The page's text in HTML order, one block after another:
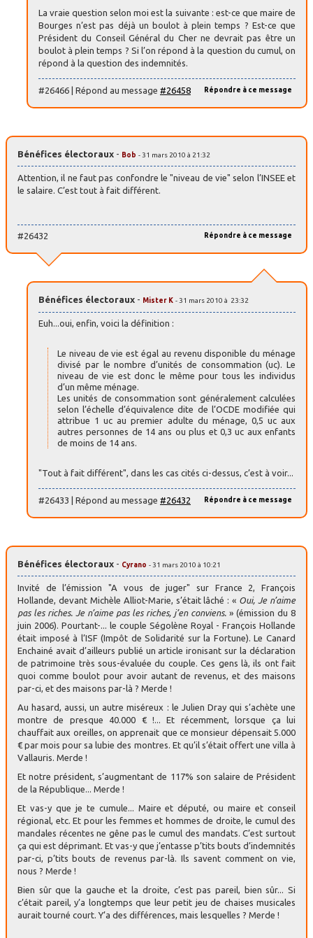
La vraie question selon moi est la suivante : est-ce que maire de
Bourges n’est pas déjà un boulot à plein temps ? Est-ce que
Président du Conseil Général du Cher ne devrait pas être un
boulot à plein temps ? Si l’on répond à la question du cumul, on
répond à la question des indemnités.
Répondre à ce message
#26466 | Répond au message #26458
Bénéfices électoraux - Bob - 31 mars 2010 à 21:32
Attention, il ne faut pas confondre le "niveau de vie" selon l’INSEE et
le salaire. C’est tout à fait différent.
Répondre à ce message
#26432
Bénéfices électoraux - Mister K - 31 mars 2010 à 23:32
Euh...oui, enfin, voici la définition :
Le niveau de vie est égal au revenu disponible du ménage
divisé par le nombre d’unités de consommation (uc). Le
niveau de vie est donc le même pour tous les individus
d’un même ménage.
Les unités de consommation sont généralement calculées
selon l’échelle d’équivalence dite de l’OCDE modifiée qui
attribue 1 uc au premier adulte du ménage, 0,5 uc aux
autres personnes de 14 ans ou plus et 0,3 uc aux enfants
de moins de 14 ans.
"Tout à fait différent", dans les cas cités ci-dessus, c’est à voir...
Répondre à ce message
#26433 | Répond au message #26432
Bénéfices électoraux - Cyrano - 31 mars 2010 à 10:21
Invité de l’émission "A vous de juger" sur France 2, François
Hollande, devant Michèle Alliot-Marie, s’était lâché : « Oui, Je n’aime
pas les riches. Je n’aime pas les riches, j’en conviens. » (émission du 8
juin 2006). Pourtant-... le couple Ségolène Royal - François Hollande
était imposé à l’ISF (Impôt de Solidarité sur la Fortune). Le Canard
Enchainé avait d’ailleurs publié un article ironisant sur la déclaration
de patrimoine très sous-évaluée du couple. Ces gens là, ils ont fait
quoi comme boulot pour avoir autant de revenus, et des maisons
par-ci, et des maisons par-là ? Merde !
Au hasard, aussi, un autre miséreux : le Julien Dray qui s’achète une
montre de presque 40.000 € !... Et récemment, lorsque ça lui
chauffait aux oreilles, on apprenait que ce monsieur dépensait 5.000
€ par mois pour sa lubie des montres. Et qu’il s’était offert une villa à
Vallauris. Merde !
Et notre président, s’augmentant de 117% son salaire de Président
de la République... Merde !
Et vas-y que je te cumule... Maire et député, ou maire et conseil
régional, etc. Et pour les femmes et hommes de droite, le cumul des
mandales récentes ne gêne pas le cumul des mandats. C’est surtout
ça qui est déprimant. Et vas-y que j’entasse p’tits bouts d’indemnités
par-ci, p’tits bouts de revenus par-là. Ils savent comment on vie,
nous ? Merde !
Bien sûr que la gauche et la droite, c’est pas pareil, bien sûr... Si
c’était pareil, y’a longtemps que leur petit jeu de chaises musicales
aurait tourné court. Y’a des différences, mais lesquelles ? Merde !